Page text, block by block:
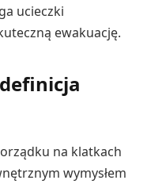
ucieczki
ewakuację.
na klatkach
wymysłem